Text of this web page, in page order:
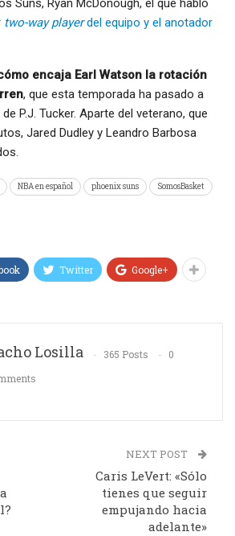
Suns, Ryan McDonough, el que habló
two-way playerdel equipo y el anotador
encaja Earl Watson la rotación
, que esta temporada ha pasado a
P.J. Tucker. Aparte del veterano, que
Jared Dudley y Leandro Barbosa
NBA en español phoenix suns
SomosBasket
Twitter Google+
Losilla 365 Posts
0
NEXT POST
Caris LeVert: «Sólo
tienes que seguir
empujando hacia
adelante»